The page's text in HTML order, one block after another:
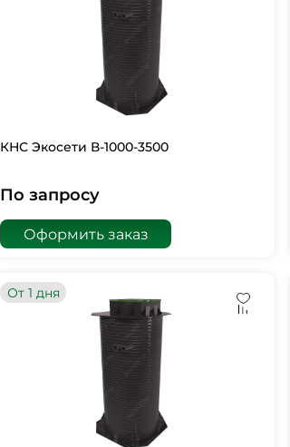
КНС Экосети В-1000-3500
По запросу
Оформить заказ
От 1 дня